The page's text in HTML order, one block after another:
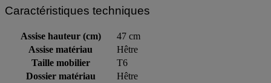
Caractéristiques techniques
Assise hauteur (cm)
47 cm
Assise matériau
Hêtre
Taille mobilier
T6
Dossier matériau
Hêtre